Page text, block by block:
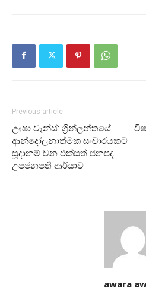
Previous article
ඌෂා වෑන්ස්: ග්‍රීන්ලන්තයේ
ආන්දෝලනාත්මක සංචාරයකට
සූදානම් වන එක්සත් ජනපද
උපජනපති ආර්යාව
awara